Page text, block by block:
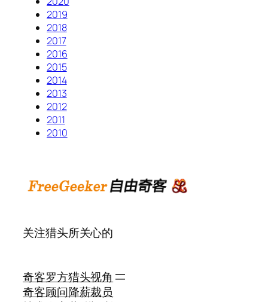
2019
2018
2017
2016
2015
2014
2013
2012
2011
2010
关注猎头所关心的
奇客罗方
奇客顾问
猎头视角
降薪裁员